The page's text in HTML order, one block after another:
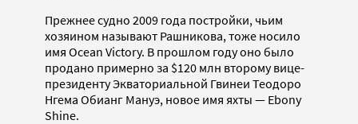
Прежнее судно 2009 года постройки, чьим
хозяином называют Рашникова, тоже носило
имя Ocean Victory. В прошлом году оно было
продано примерно за $120 млн второму вице-
президенту Экваториальной Гвинеи Теодоро
Нгема Обианг Мануэ, новое имя яхты — Ebony
Shine.